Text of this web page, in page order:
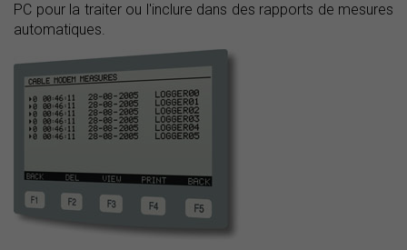
PC pour la traiter ou l'inclure dans des rapports de mesures
automatiques.